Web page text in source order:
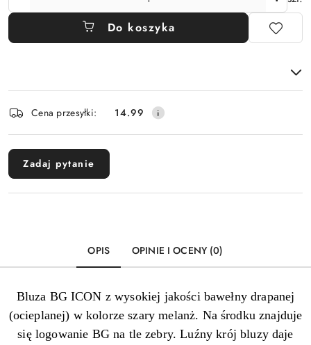
Do koszyka
i
dostawa
Cena przesyłki: 14.99
Zadaj pytanie
OPIS OPINIE I OCENY (0)
Bluza BG ICON z wysokiej jakości bawełny drapanej
(ocieplanej) w kolorze szary melanż. Na środku znajduje
się logowanie BG na tle zebry. Luźny krój bluzy daje